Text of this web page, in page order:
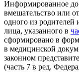
Информированное
вмешательство или
одного из родителей
лица, указанного в
сформировано в
в медицинской
законном
(часть 7 в ред.